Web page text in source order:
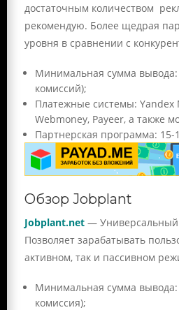
достаточным количеством
рекомендую. Более щедрая
уровня в сравнении с
Минимальная сумма вывода:
комиссий);
Платежные системы: Yandex
Webmoney, Payeer, а также
Партнерская программа: 15-
Обзор Jobplant
Jobplant.net— Универсальный
Позволяет зарабатывать
активном, так и пассивном
Минимальная сумма вывода:
комиссия);